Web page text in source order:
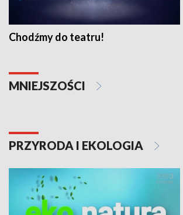
Chodźmy do teatru!
MNIEJSZOŚCI
PRZYRODA I EKOLOGIA